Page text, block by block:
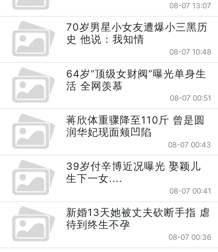
08-07 13:07
70岁男星小女友遭爆小三黑历
史 他说：我知情
08-07 10:48
64岁“顶级女财阀”曝光单身生
活 全网羡慕
08-07 00:51
蒋欣体重骤降至110斤 曾是圆
润华妃现面颊凹陷
08-07 00:43
39岁付辛博近况曝光 娶颖儿
生下一女....
08-07 00:41
新婚13天她被丈夫砍断手指 虐
待到终生不孕
08-07 00:36